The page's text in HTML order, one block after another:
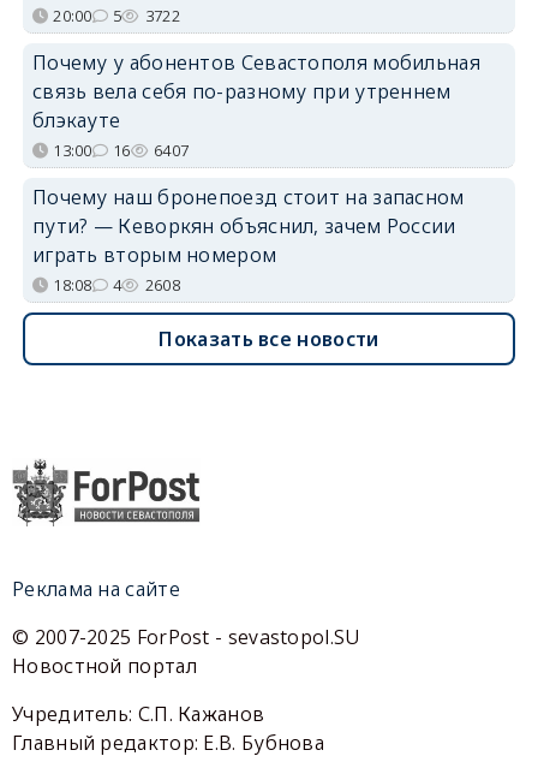
20:00 5 3722
Почему у абонентов Севастополя мобильная
связь вела себя по-разному при утреннем
блэкауте
13:00 16 6407
Почему наш бронепоезд стоит на запасном
пути? — Кеворкян объяснил, зачем России
играть вторым номером
18:08 4 2608
Показать все новости
Реклама на сайте
© 2007-2025 ForPost - sevastopol.SU
Новостной портал
Учредитель: С.П. Кажанов
Главный редактор: Е.В. Бубнова